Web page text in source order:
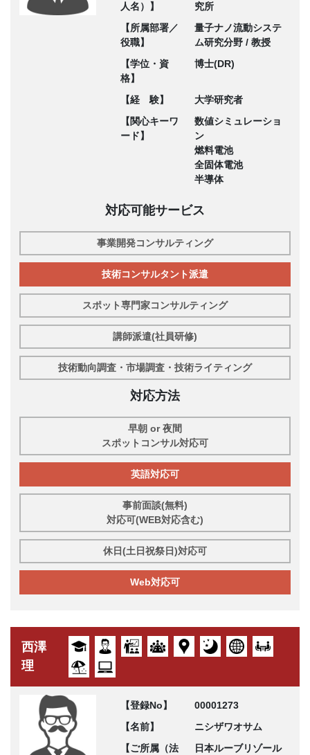
人名）】
究所
【所属部署／
役職】
量子ナノ流動システ
ム研究分野 / 教授
【学位・資
格】
博士(DR)
【経 験】
大学研究者
【関心キーワ
ード】
数値シミュレーショ
ン
燃料電池
全固体電池
半導体
対応可能サービス
事業開発コンサルティング
技術コンサルタント派遣
スポット専門家コンサルティング
講師派遣(社員研修)
技術動向調査・市場調査・技術ライティング
対応方法
早朝 or 夜間
スポットコンサル対応可
英語対応可
事前面談(無料)
対応可(WEB対応含む)
休日(土日祝祭日)対応可
Web対応可
西澤
理
【登録No】
00001273
【名前】
ニシザワオサム
【ご所属（法
日本ルーブリゾール